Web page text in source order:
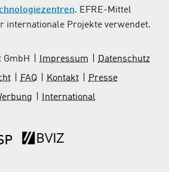
. EFRE-Mittel
internationale Projekte verwendet.
GmbH Impressum
Datenschutz
FAQ Kontakt
Presse
International